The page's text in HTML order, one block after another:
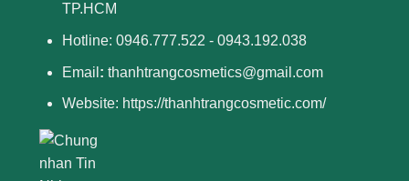
TP.HCM
Hotline: 0946.777.522 - 0943.192.038
Email : thanhtrangcosmetics@gmail.com
Website: https://thanhtrangcosmetic.com/